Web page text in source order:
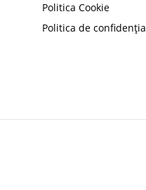
Politica Cookie
Politica de